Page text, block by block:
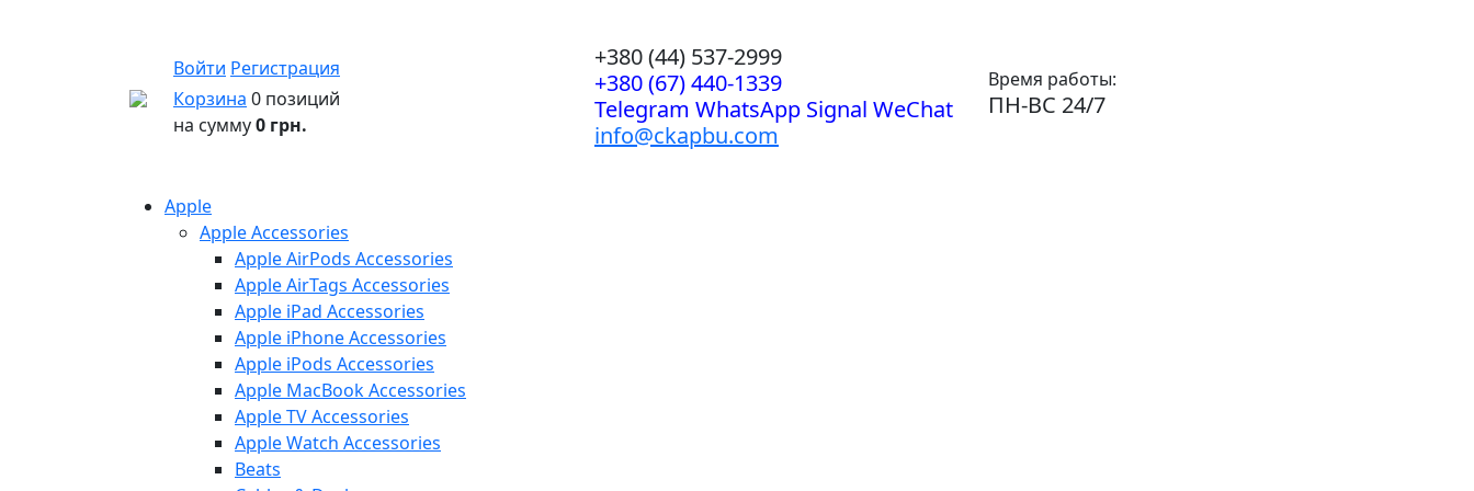
Войти Регистрация
Корзина 0 позиций
на сумму0 грн.
+380 (44) 537-2999
+380 (67) 440-1339
Telegram WhatsApp Signal WeChat
info@ckapbu.com
Время работы:
ПН-ВС 24/7
Apple
Apple Accessories
Apple AirPods Accessories
Apple AirTags Accessories
Apple iPad Accessories
Apple iPhone Accessories
Apple iPods Accessories
Apple MacBook Accessories
Apple TV Accessories
Apple Watch Accessories
Beats